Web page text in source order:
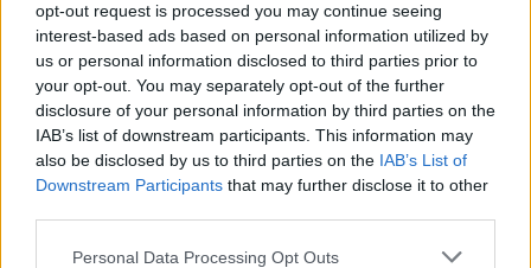
opt-out request is processed you may continue seeing
interest-based ads based on personal information utilized by
us or personal information disclosed to third parties prior to
your opt-out. You may separately opt-out of the further
disclosure of your personal information by third parties on the
IAB’s list of downstream participants. This information may
also be disclosed by us to third parties on the IAB’s List of
Downstream Participants that may further disclose it to other
Personal Data Processing Opt Outs